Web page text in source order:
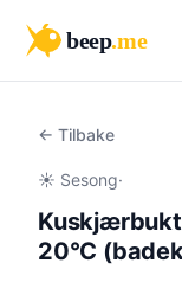
beep.me
← Tilbake
☀️ Sesong·
20°C